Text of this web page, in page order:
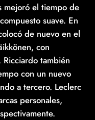
mejoró el tiempo de
suave. En
de nuevo en el
con
también
con un nuevo
a tercero. Leclerc
personales,